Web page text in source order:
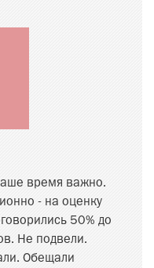
время важно.
- на оценку
50% до
Не подвели.
Обещали